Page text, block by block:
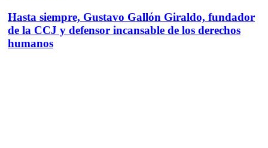
Hasta siempre, Gustavo Gallón Giraldo, fundador
de la CCJ y defensor incansable de los derechos
humanos